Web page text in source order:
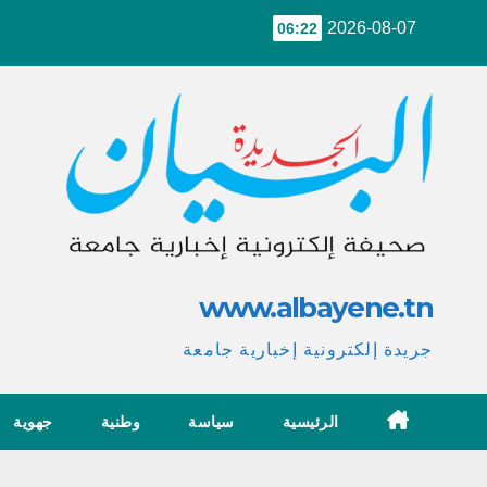
2026-08-07
06:22
www.albayene.tn
جريدة إلكترونية إخبارية جامعة
الرئيسية سياسة وطنية جهوية